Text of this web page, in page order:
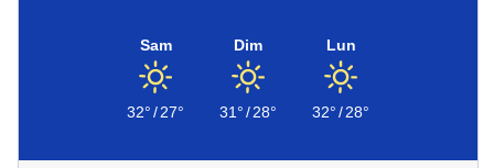
Sam
32°/27°
Dim
31°/28°
Lun
32°/28°